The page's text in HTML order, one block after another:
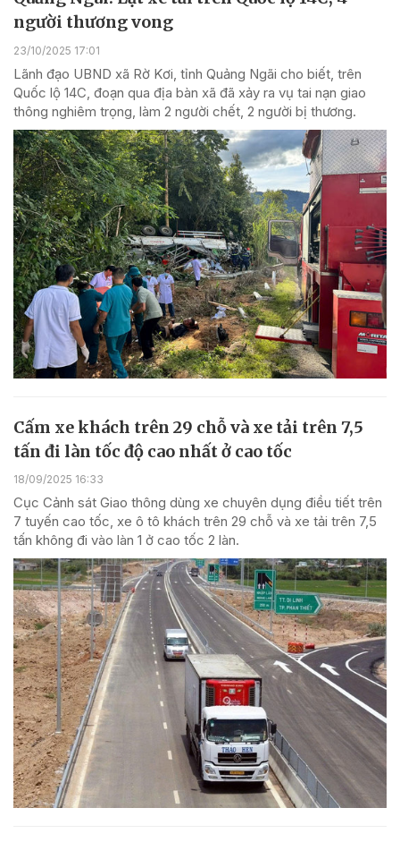
người thương vong
23/10/2025 17:01
Lãnh đạo UBND xã Rờ Kơi, tỉnh Quảng Ngãi cho biết, trên
Quốc lộ 14C, đoạn qua địa bàn xã đã xảy ra vụ tai nạn giao
thông nghiêm trọng, làm 2 người chết, 2 người bị thương.
Cấm xe khách trên 29 chỗ và xe tải trên 7,5
tấn đi làn tốc độ cao nhất ở cao tốc
18/09/2025 16:33
Cục Cảnh sát Giao thông dùng xe chuyên dụng điều tiết trên
7 tuyến cao tốc, xe ô tô khách trên 29 chỗ và xe tải trên 7,5
tấn không đi vào làn 1 ở cao tốc 2 làn.